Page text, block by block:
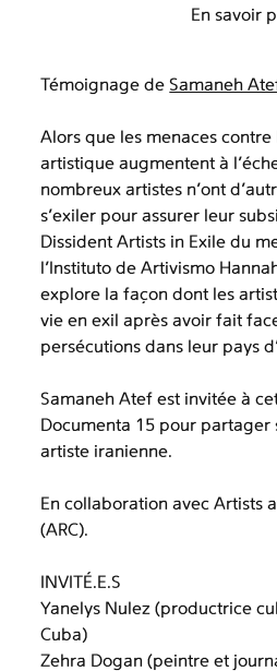
En savoir
Témoignage deSamaneh
Alors que les menaces
artistique augmentent à
nombreux artistes n'ont
s'exiler pour assurer leur
Dissident Artists in Exile du
l'Instituto de Artivismo
explore la façon dont les
vie en exil après avoir fait
persécutions dans leur pays
Samaneh Atef est invitée à
Documenta 15 pour partager
artiste iranienne.
En collaboration avec Artists
(ARC).
INVITÉ.E.S
Yanelys Nulez (productrice
Cuba)
Zehra Dogan (peintre et